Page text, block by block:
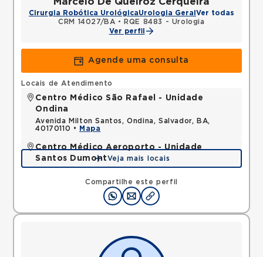
Cirurgia Robótica UrológicaUrologia Geral Ver todas
CRM 14027/BA •
RQE 8483 - Urologia
Ver perfil
Agende uma consulta
Compartilhe este perfil
Locais de Atendimento
Centro Médico São Rafael - Unidade
Ondina
Avenida Milton Santos, Ondina, Salvador, BA,
40170110 •
Mapa
Centro Médico Aeroporto - Unidade
Santos Dumont
Avenida Santos Dumont, Centro, Lauro de Freitas,
BA, 42702400 •
Mapa
Veja mais locais